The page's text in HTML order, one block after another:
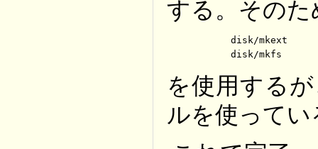
する。そのた
	disk/mkext
	disk/mkfs
を使用する
ルを使ってい